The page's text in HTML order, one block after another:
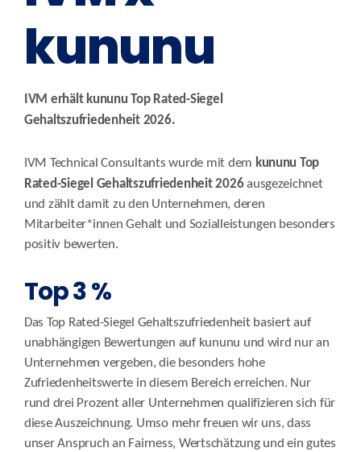
kununu
IVM erhält kununu Top Rated-Siegel
Gehaltszufriedenheit 2026.
IVM Technical Consultants wurde mit dem kununu Top
Rated-Siegel Gehaltszufriedenheit 2026ausgezeichnet
und zählt damit zu den Unternehmen, deren
Mitarbeiter*innen Gehalt und Sozialleistungen besonders
positiv bewerten.
Top 3 %
Das Top Rated-Siegel Gehaltszufriedenheit basiert auf
unabhängigen Bewertungen auf kununu und wird nur an
Unternehmen vergeben, die besonders hohe
Zufriedenheitswerte in diesem Bereich erreichen. Nur
rund drei Prozent aller Unternehmen qualifizieren sich für
diese Auszeichnung. Umso mehr freuen wir uns, dass
unser Anspruch an Fairness, Wertschätzung und ein gutes